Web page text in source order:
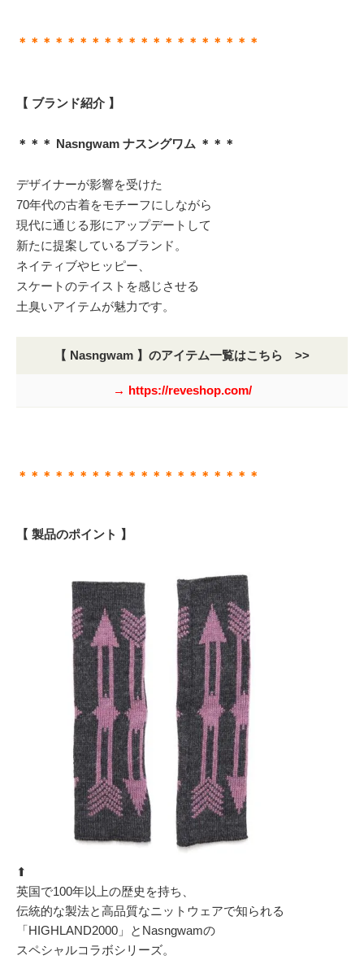
＊＊＊＊＊＊＊＊＊＊＊＊＊＊＊＊＊＊＊＊
【 ブランド紹介 】
＊＊＊ Nasngwam ナスングワム ＊＊＊
デザイナーが影響を受けた
70年代の古着をモチーフにしながら
現代に通じる形にアップデートして
新たに提案しているブランド。
ネイティブやヒッピー、
スケートのテイストを感じさせる
土臭いアイテムが魅力です。
【 Nasngwam 】のアイテム一覧はこちら >>
→ https://reveshop.com/
＊＊＊＊＊＊＊＊＊＊＊＊＊＊＊＊＊＊＊＊
【 製品のポイント 】
⬆︎
英国で100年以上の歴史を持ち、
伝統的な製法と高品質なニットウェアで知られる
「HIGHLAND2000」とNasngwamの
スペシャルコラボシリーズ。